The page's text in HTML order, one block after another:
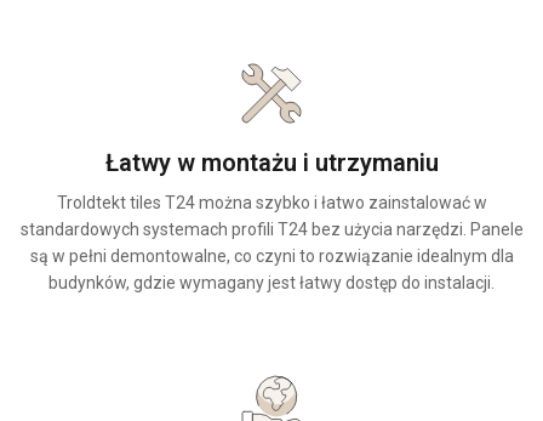
Łatwy w montażu i utrzymaniu
Troldtekt tiles T24 można szybko i łatwo zainstalować w
standardowych systemach profili T24 bez użycia narzędzi. Panele
są w pełni demontowalne, co czyni to rozwiązanie idealnym dla
budynków, gdzie wymagany jest łatwy dostęp do instalacji.